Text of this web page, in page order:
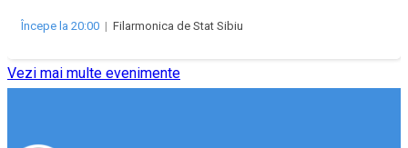
Începe la 20:00 | Filarmonica de Stat Sibiu
Vezi mai multe evenimente